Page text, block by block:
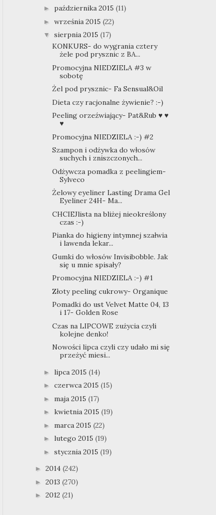
► października 2015 (11)
► września 2015 (22)
▼ sierpnia 2015 (17)
KONKURS- do wygrania cztery
żele pod prysznic z BA...
Promocyjna NIEDZIELA #3 w
sobotę
Żel pod prysznic- Fa Sensual&Oil
Dieta czy racjonalne żywienie? :-)
Peeling orzeźwiający- Pat&Rub ♥ ♥
♥
Promocyjna NIEDZIELA :-) #2
Szampon i odżywka do włosów
suchych i zniszczonych...
Odżywcza pomadka z peelingiem-
Sylveco
Żelowy eyeliner Lasting Drama Gel
Eyeliner 24H- Ma...
CHCIEJlista na bliżej nieokreślony
czas :-)
Pianka do higieny intymnej szałwia
i lawenda lekar...
Gumki do włosów Invisibobble. Jak
się u mnie spisały?
Promocyjna NIEDZIELA :-) #1
Złoty peeling cukrowy- Organique
Pomadki do ust Velvet Matte 04, 13
i 17- Golden Rose
Czas na LIPCOWE zużycia czyli
kolejne denko!
Nowości lipca czyli czy udało mi się
przeżyć miesi...
► lipca 2015 (14)
► czerwca 2015 (15)
► maja 2015 (17)
► kwietnia 2015 (19)
► marca 2015 (22)
► lutego 2015 (19)
► stycznia 2015 (19)
► 2014 (242)
► 2013 (270)
► 2012 (21)